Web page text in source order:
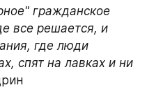
гражданское
все решается, и
где люди
спят на лавках и ни